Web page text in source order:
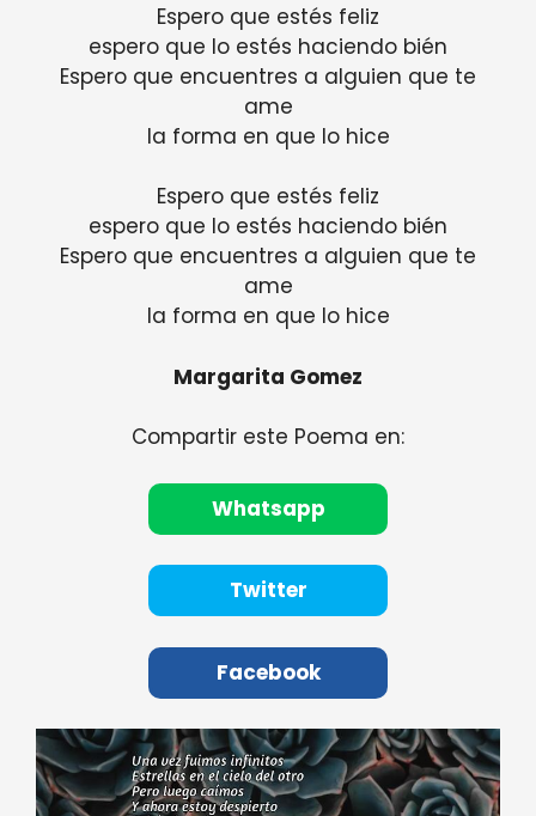
Espero que estés feliz
espero que lo estés haciendo bién
Espero que encuentres a alguien que te
ame
la forma en que lo hice
Espero que estés feliz
espero que lo estés haciendo bién
Espero que encuentres a alguien que te
ame
la forma en que lo hice
Margarita Gomez
Compartir este Poema en:
Whatsapp
Twitter
Facebook